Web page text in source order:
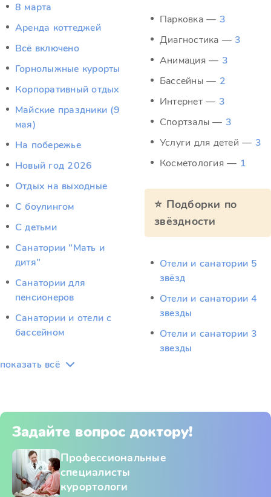
8 марта
Аренда коттеджей
Всё включено
Горнолыжные курорты
Корпоративный отдых
Майские праздники (9
мая)
На побережье
Новый год 2026
Отдых на выходные
С боулингом
С детьми
Санатории "Мать и
дитя"
Санатории для
пенсионеров
Санатории и отели с
бассейном
показать всё
Парковка — 3
Диагностика — 3
Анимация — 3
Бассейны — 2
Интернет — 3
Спортзалы — 3
Услуги для детей — 3
Косметология — 1
⭐ Подборки по
звёздности
Отели и санатории 5
звёзд
Отели и санатории 4
звезды
Отели и санатории 3
звезды
Задайте вопрос доктору!
Профессиональные
специалисты
курортологи